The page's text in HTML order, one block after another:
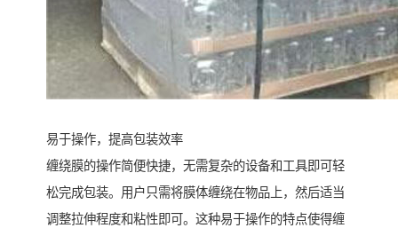
易于操作，提高包装效率
缠绕膜的操作简便快捷，无需复杂的设备和工具即可轻
松完成包装。用户只需将膜体缠绕在物品上，然后适当
调整拉伸程度和粘性即可。这种易于操作的特点使得缠